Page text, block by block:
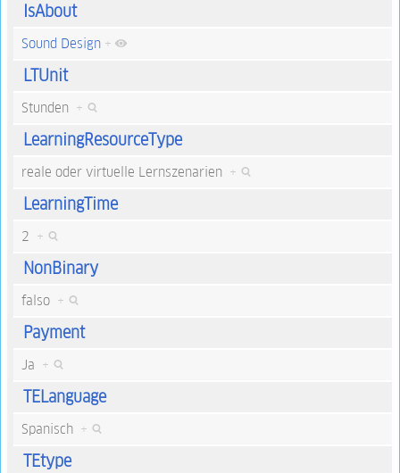
IsAbout
Sound Design +
LTUnit
Stunden +
LearningResourceType
reale oder virtuelle Lernszenarien +
LearningTime
2 +
NonBinary
falso +
Payment
Ja +
TELanguage
Spanisch +
TEtype